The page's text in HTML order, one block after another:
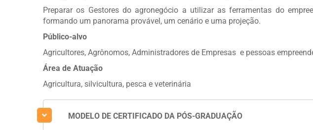
Preparar os Gestores do agronegócio a utilizar as ferramentas do
formando um panorama provável, um cenário e uma projeção.
Público-alvo
Agricultores, Agrônomos, Administradores de Empresas e pessoas
Área de Atuação
Agricultura, silvicultura, pesca e veterinária
MODELO DE CERTIFICADO DA PÓS-GRADUAÇÃO